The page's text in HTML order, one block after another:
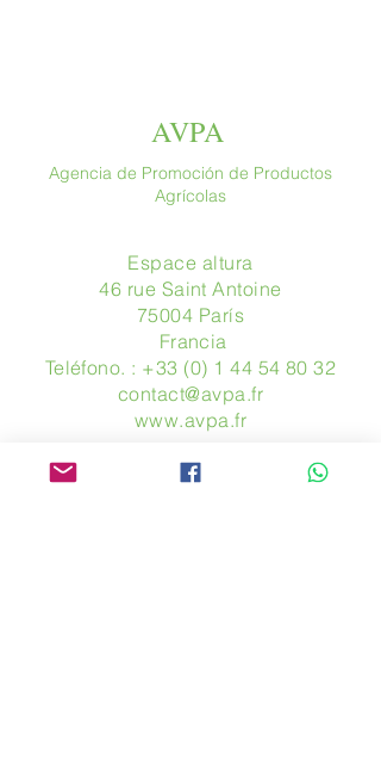
AVPA
Agencia de Promoción de Productos
Agrícolas
Espace altura
46 rue Saint Antoine
75004 París
​ Francia
Teléfono. : +33 (0) 1 44 54 80 32
contact@avpa.fr
www.avpa.fr